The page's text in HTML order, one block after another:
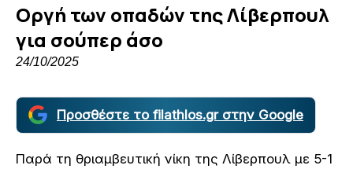
Οργή των οπαδών της Λίβερπουλ
για σούπερ άσο
24/10/2025
Προσθέστε το filathlos.gr στην Google
Παρά τη θριαμβευτική νίκη της Λίβερπουλ με 5-1